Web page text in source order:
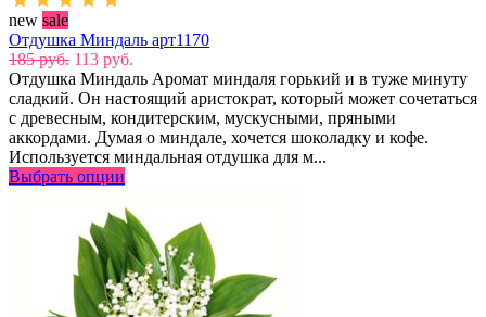
new sale
Отдушка Миндаль арт1170
185 руб. 113 руб.
Отдушка Миндаль Аромат миндаля горький и в туже минуту
сладкий. Он настоящий аристократ, который может сочетаться
с древесным, кондитерским, мускусными, пряными
аккордами. Думая о миндале, хочется шоколадку и кофе.
Используется миндальная отдушка для м...
Выбрать опции